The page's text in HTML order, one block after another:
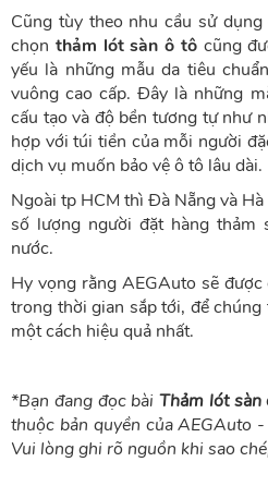
Cũng tùy theo nhu cầu sử
chọn thảm lót sàn ô tôcũng
yếu là những mẫu da tiêu
vuông cao cấp. Đây là những
cấu tạo và độ bền tương tự như
hợp với túi tiền của mỗi người
dịch vụ muốn bảo vệ ô tô lâu dài.
Ngoài tp HCM thì Đà Nẵng và
số lượng người đặt hàng thảm
nước.
Hy vọng rằng AEGAuto sẽ
trong thời gian sắp tới, để chúng
một cách hiệu quả nhất.
*Bạn đang đọc bài Thảm lót
thuộc bản quyền củaAEGAuto
Vui lòng ghi rõ nguồn khi sao